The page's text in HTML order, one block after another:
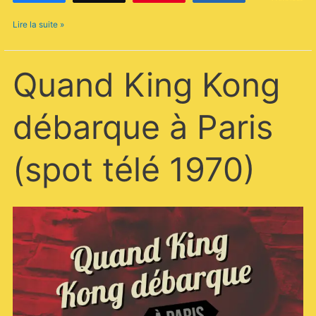
Lire la suite »
Quand King Kong
débarque à Paris
(spot télé 1970)
King
Kong
à
Paris
télé
1970)